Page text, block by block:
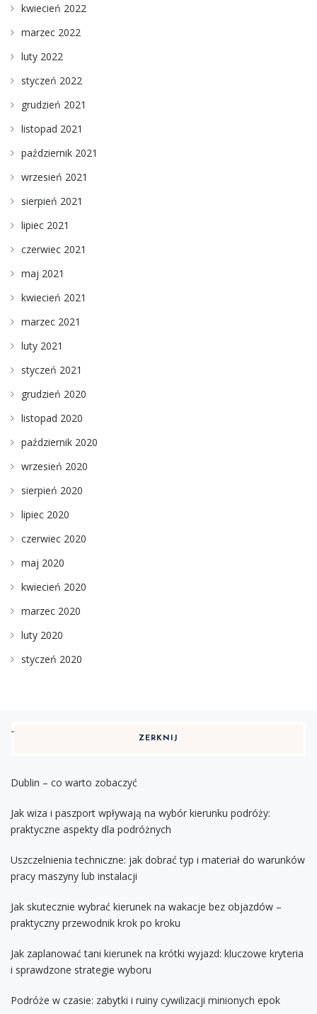
kwiecień 2022
marzec 2022
luty 2022
styczeń 2022
grudzień 2021
listopad 2021
październik 2021
wrzesień 2021
sierpień 2021
lipiec 2021
czerwiec 2021
maj 2021
kwiecień 2021
marzec 2021
luty 2021
styczeń 2021
grudzień 2020
listopad 2020
październik 2020
wrzesień 2020
sierpień 2020
lipiec 2020
czerwiec 2020
maj 2020
kwiecień 2020
marzec 2020
luty 2020
styczeń 2020
ZERKNIJ
Dublin – co warto zobaczyć
Jak wiza i paszport wpływają na wybór kierunku podróży:
praktyczne aspekty dla podróżnych
Uszczelnienia techniczne: jak dobrać typ i materiał do warunków
pracy maszyny lub instalacji
Jak skutecznie wybrać kierunek na wakacje bez objazdów –
praktyczny przewodnik krok po kroku
Jak zaplanować tani kierunek na krótki wyjazd: kluczowe kryteria
i sprawdzone strategie wyboru
Podróże w czasie: zabytki i ruiny cywilizacji minionych epok